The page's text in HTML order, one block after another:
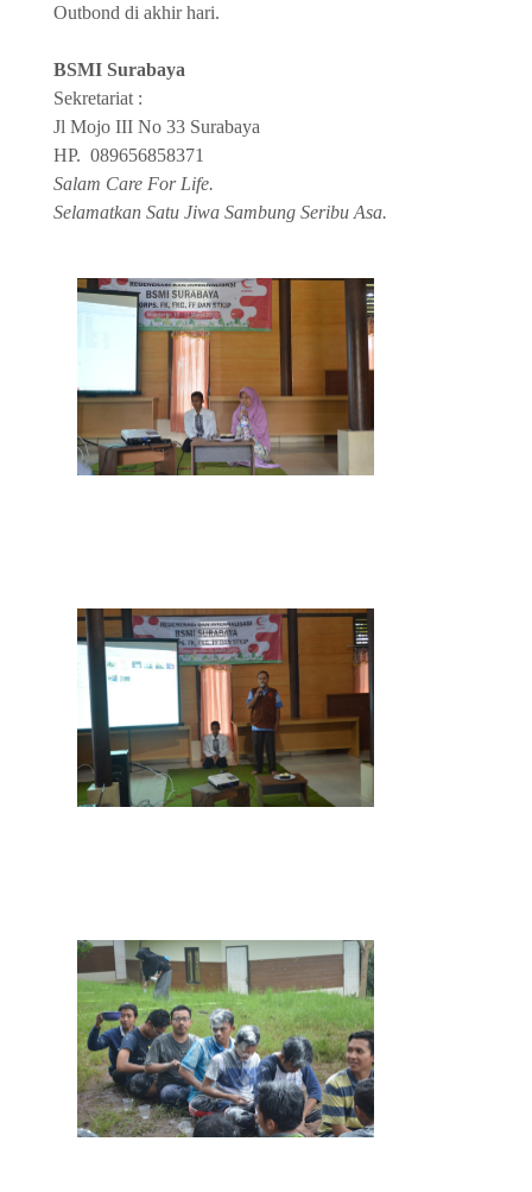
Outbond di akhir hari.
BSMI Surabaya
Sekretariat :
Jl Mojo III No 33 Surabaya
HP. 089656858371
Salam Care For Life.
Selamatkan Satu Jiwa Sambung Seribu Asa.